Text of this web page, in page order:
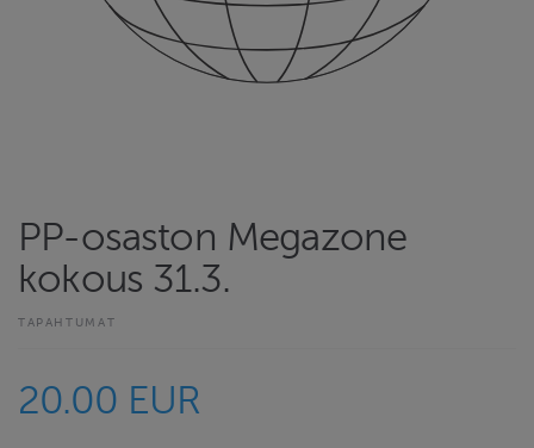
PP-osaston Megazone
kokous 31.3.
TAPAHTUMAT
20.00 EUR